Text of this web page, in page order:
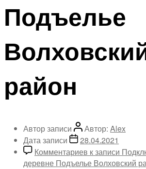
Подъелье
район
Автор записи Автор: Alex
Дата записи
28.04.2021
Комментариев к записи
деревне Подъелье Волховский